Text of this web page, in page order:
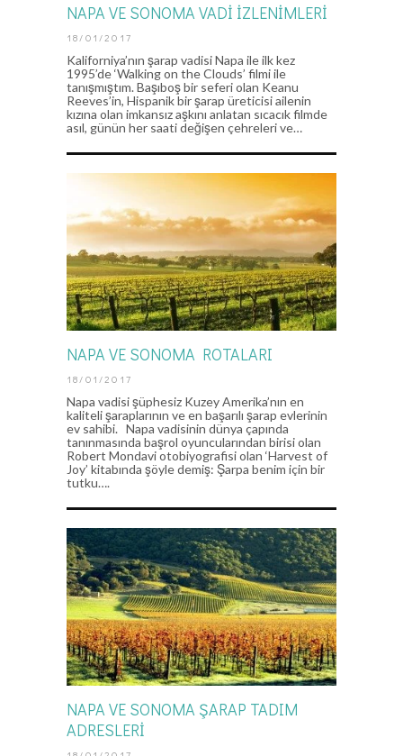
NAPA VE SONOMA VADİ İZLENİMLERİ
18/01/2017
Kaliforniya’nın şarap vadisi Napa ile ilk kez
1995’de ‘Walking on the Clouds’ filmi ile
tanışmıştım. Başıboş bir seferi olan Keanu
Reeves’in, Hispanik bir şarap üreticisi ailenin
kızına olan imkansız aşkını anlatan sıcacık filmde
asıl, günün her saati değişen çehreleri ve…
NAPA VE SONOMA ROTALARI
18/01/2017
Napa vadisi şüphesiz Kuzey Amerika’nın en
kaliteli şaraplarının ve en başarılı şarap evlerinin
ev sahibi. Napa vadisinin dünya çapında
tanınmasında başrol oyuncularından birisi olan
Robert Mondavi otobiyografisi olan ‘Harvest of
Joy’ kitabında şöyle demiş: Şarpa benim için bir
tutku….
NAPA VE SONOMA ŞARAP TADIM
ADRESLERİ